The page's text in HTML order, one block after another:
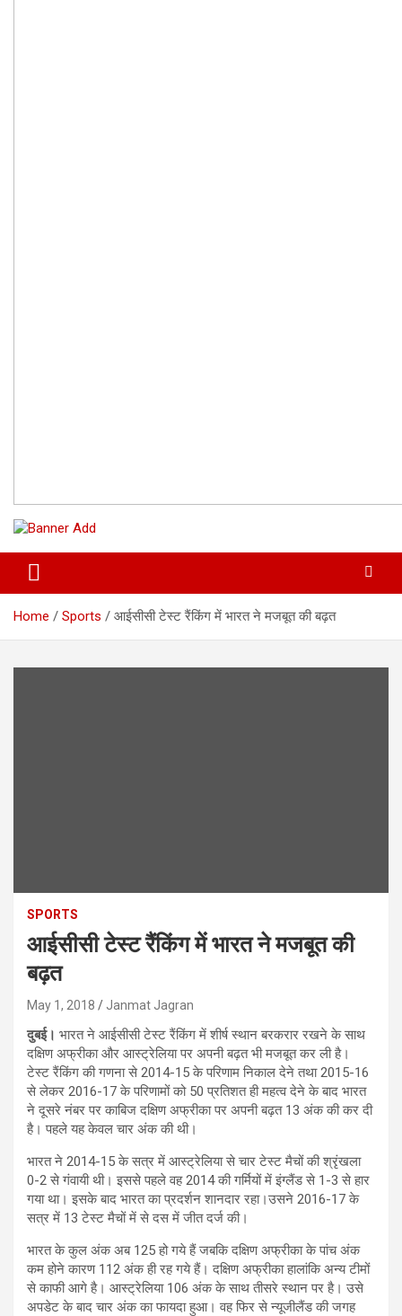
Home Sports आईसीसी टेस्ट रैंकिंग में भारत ने मजबूत की बढ़त
SPORTS
आईसीसी टेस्ट रैंकिंग में भारत ने मजबूत की
बढ़त
May 1, 2018 Janmat Jagran
दुबई। भारत ने आईसीसी टेस्ट रैंकिंग में शीर्ष स्थान बरकरार रखने के साथ
दक्षिण अफ्रीका और आस्ट्रेलिया पर अपनी बढ़त भी मजबूत कर ली है।
टेस्ट रैंकिंग की गणना से 2014-15 के परिणाम निकाल देने तथा 2015-16
से लेकर 2016-17 के परिणामों को 50 प्रतिशत ही महत्व देने के बाद भारत
ने दूसरे नंबर पर काबिज दक्षिण अफ्रीका पर अपनी बढ़त 13 अंक की कर दी
है। पहले यह केवल चार अंक की थी।
भारत ने 2014-15 के सत्र में आस्ट्रेलिया से चार टेस्ट मैचों की श्रृंखला
0-2 से गंवायी थी। इससे पहले वह 2014 की गर्मियों में इंग्लैंड से 1-3 से हार
गया था। इसके बाद भारत का प्रदर्शन शानदार रहा।उसने 2016-17 के
सत्र में 13 टेस्ट मैचों में से दस में जीत दर्ज की।
भारत के कुल अंक अब 125 हो गये हैं जबकि दक्षिण अफ्रीका के पांच अंक
कम होने कारण 112 अंक ही रह गये हैं। दक्षिण अफ्रीका हालांकि अन्य टीमों
से काफी आगे है। आस्ट्रेलिया 106 अंक के साथ तीसरे स्थान पर है। उसे
अपडेट के बाद चार अंक का फायदा हुआ। वह फिर से न्यूजीलैंड की जगह